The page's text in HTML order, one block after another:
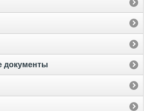
документы